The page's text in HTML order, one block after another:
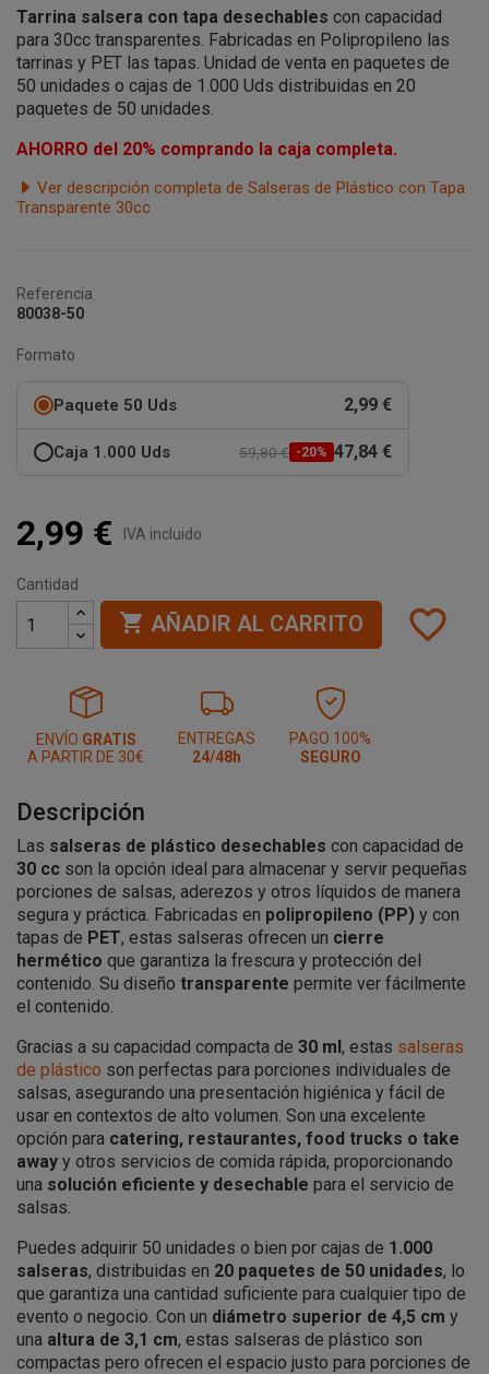
Tarrina salsera con tapa desechables con capacidad
para 30cc transparentes. Fabricadas en Polipropileno las
tarrinas y PET las tapas. Unidad de venta en paquetes de
50 unidades o cajas de 1.000 Uds distribuidas en 20
paquetes de 50 unidades.
AHORRO del 20% comprando la caja completa.
Ver descripción completa de Salseras de Plástico con Tapa
Transparente 30cc
Referencia
80038-50
Formato
Paquete 50 Uds 2,99 €
Caja 1.000 Uds 59,80 € -20% 47,84 €
2,99 € IVA incluido
Cantidad
 AÑADIR AL CARRITO favorite_border
ENVÍO GRATIS
A PARTIR DE 30€
ENTREGAS
24/48h
PAGO 100%
SEGURO
Descripción
Las salseras de plástico desechables con capacidad de
30 cc son la opción ideal para almacenar y servir pequeñas
porciones de salsas, aderezos y otros líquidos de manera
segura y práctica. Fabricadas en polipropileno (PP) y con
tapas de PET, estas salseras ofrecen un cierre
hermético que garantiza la frescura y protección del
contenido. Su diseño transparente permite ver fácilmente
el contenido.
Gracias a su capacidad compacta de 30 ml, estas salseras
de plástico son perfectas para porciones individuales de
salsas, asegurando una presentación higiénica y fácil de
usar en contextos de alto volumen. Son una excelente
opción para catering, restaurantes, food trucks o take
away y otros servicios de comida rápida, proporcionando
una solución eficiente y desechable para el servicio de
salsas.
Puedes adquirir 50 unidades o bien por cajas de 1.000
salseras, distribuidas en 20 paquetes de 50 unidades, lo
que garantiza una cantidad suficiente para cualquier tipo de
evento o negocio. Con un diámetro superior de 4,5 cm y
una altura de 3,1 cm, estas salseras de plástico son
compactas pero ofrecen el espacio justo para porciones de